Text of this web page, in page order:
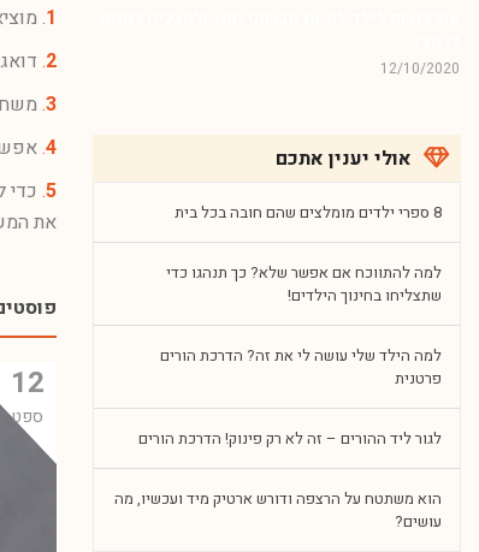
12/10/2020
אולי יענין אתכם
8 ספרי ילדים מומלצים שהם חובה בכל בית
למה להתווכח אם אפשר שלא? כך תנהגו כדי
שתצליחו בחינוך הילדים!
למה הילד שלי עושה לי את זה? הדרכת הורים
פרטנית
לגור ליד ההורים – זה לא רק פינוק! הדרכת הורים
הוא משתטח על הרצפה ודורש ארטיק מיד ועכשיו, מה
עושים?
1
.
2
.
3
.
4
.
5
.
את
12
ספט